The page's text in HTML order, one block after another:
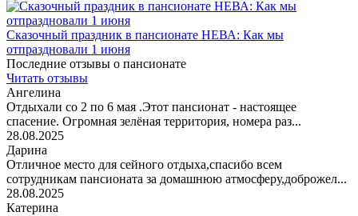
Сказочный праздник в пансионате НЕВА: Как мы
отпраздновали 1 июня
Последние отзывы о пансионате
Читать отзывы
Ангелина
Отдыхали со 2 по 6 мая .Этот пансионат - настоящее
спасение. Огромная зелёная территория, номера раз...
28.08.2025
Дарина
Отличное место для сейного отдыха,спасибо всем
сотрудникам пансионата за домашнюю атмосферу,доброжел...
28.08.2025
Катерина